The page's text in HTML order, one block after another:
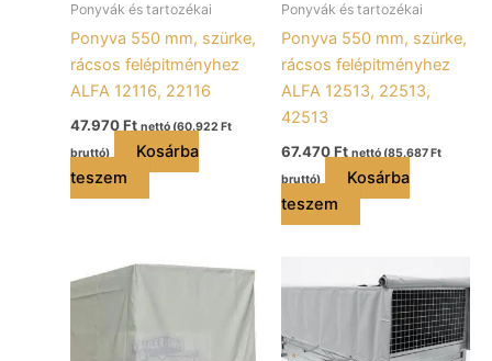
Ponyvák és tartozékai
Ponyva 550 mm, szürke,
rácsos felépitményhez
ALFA 12116, 22116
47.970Ft nettó (60.922 Ft
bruttó)
Kosárba
teszem
Ponyvák és tartozékai
Ponyva 550 mm, szürke,
rácsos felépitményhez
ALFA 12513, 22513,
42513
67.470Ft nettó (85.687Ft
bruttó)
Kosárba
teszem